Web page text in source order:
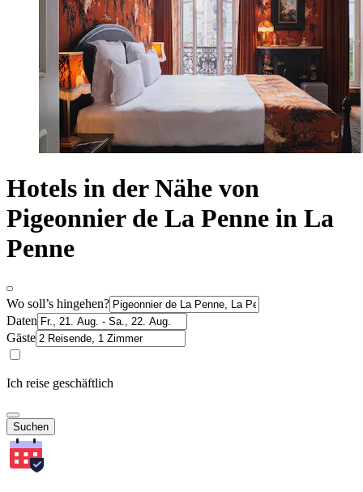
Hotels in der Nähe von
Pigeonnier de La Penne in La
Penne
Wo soll’s hingehen?
Daten
Gäste
Ich reise geschäftlich
Suchen